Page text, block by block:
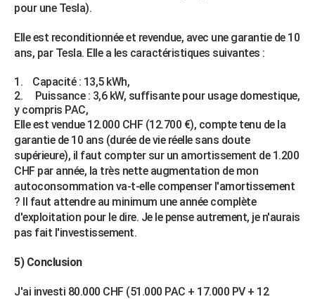
pour une Tesla).
Elle est reconditionnée et revendue, avec une garantie de 10
ans, par Tesla. Elle a les caractéristiques suivantes :
Capacité : 13,5 kWh,
Puissance : 3,6 kW, suffisante pour usage domestique,
y compris PAC,
Elle est vendue 12.000 CHF (12.700 €), compte tenu de la
garantie de 10 ans (durée de vie réelle sans doute
supérieure), il faut compter sur un amortissement de 1.200
CHF par année, la très nette augmentation de mon
autoconsommation va-t-elle compenser l'amortissement
? Il faut attendre au minimum une année complète
d'exploitation pour le dire. Je le pense autrement, je n'aurais
pas fait l'investissement.
5) Conclusion
J'ai investi 80.000 CHF (51.000 PAC + 17.000 PV + 12